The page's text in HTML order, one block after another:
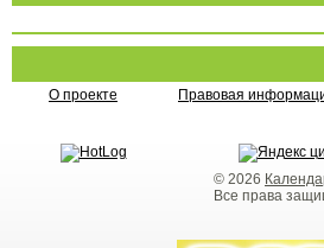
О проекте Правовая
© 2026
Все права